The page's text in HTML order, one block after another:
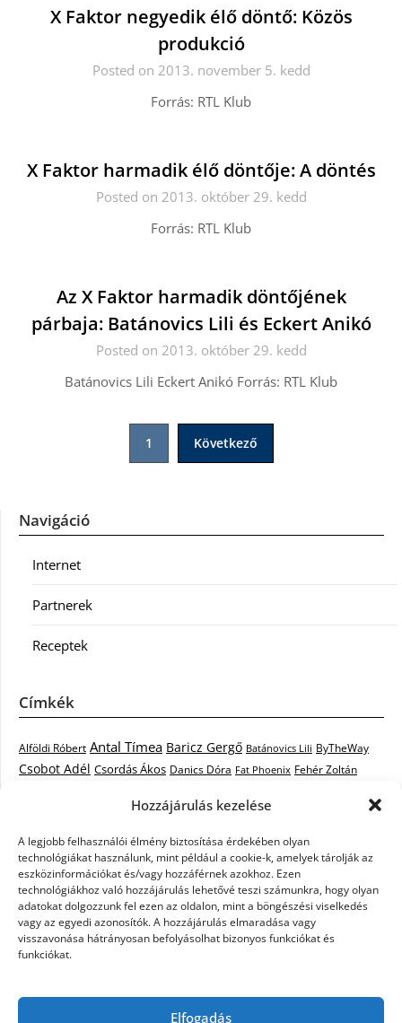
Hozzájárulás kezelése
A legjobb felhasználói élmény biztosítása érdekében olyan
technológiákat használunk, mint például a cookie-k, amelyek tárolják az
eszközinformációkat és/vagy hozzáférnek azokhoz. Ezen
technológiákhoz való hozzájárulás lehetővé teszi számunkra, hogy olyan
adatokat dolgozzunk fel ezen az oldalon, mint a böngészési viselkedés
vagy az egyedi azonosítók. A hozzájárulás elmaradása vagy
visszavonása hátrányosan befolyásolhat bizonyos funkciókat és
funkciókat.
Elfogadás
X Faktor negyedik élő döntő: Közös
produkció
Posted on 2013. november 5. kedd
Forrás: RTL Klub
X Faktor harmadik élő döntője: A döntés
Posted on 2013. október 29. kedd
Forrás: RTL Klub
Az X Faktor harmadik döntőjének
párbaja: Batánovics Lili és Eckert Anikó
Posted on 2013. október 29. kedd
Batánovics Lili Eckert Anikó Forrás: RTL Klub
1 Következő
Navigáció
Internet
Partnerek
Receptek
Címkék
Alföldi Róbert Antal Tímea Baricz Gergő Batánovics Lili ByTheWay
Csobot Adél Csordás Ákos Danics Dóra Fat Phoenix Fehér Zoltán
Kovács László Stone
Krasznai Tünde Like LiL C. Malek Miklós mentor Muri Enikő
Nagy Feró Oláh Gergő Péterffy Lili Rocktenors RTL Klub
Cowell Szabó Dávid Szabó Ádám Szikora Róbert Takács Nikolas
Tarány Tamás Tóth Gabi Vastag Csaba Vastag Tamás
Kati X-factor X-FaktorX-Faktor videók
X-Faktor válogatásx faktor döntő Zámbó